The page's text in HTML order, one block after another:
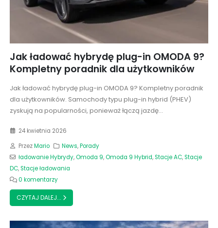
Jak ładować hybrydę plug-in OMODA 9?
Kompletny poradnik dla użytkowników
Jak ładować hybrydę plug-in OMODA 9? Kompletny poradnik
dla użytkowników. Samochody typu plug-in hybrid (PHEV)
zyskują na popularności, ponieważ łączą jazdę...
24 kwietnia 2026
PrzezMario News,Porady
ładowanie Hybrydy,Omoda 9,Omoda 9 Hybrid,Stacje AC,Stacje
DC,Stacje ładowania
0 komentarzy
CZYTAJ DALEJ...